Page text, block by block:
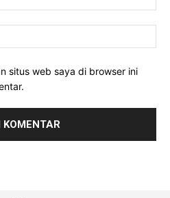
situs web saya di browser ini